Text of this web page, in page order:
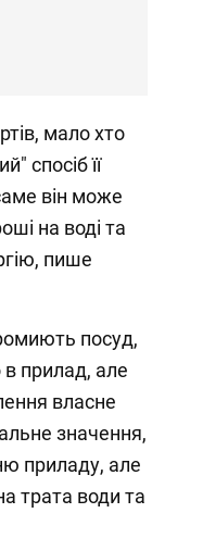
мало хто
спосіб її
він може
на воді та
пише
посуд,
прилад, але
власне
значення,
приладу, але
трата води та